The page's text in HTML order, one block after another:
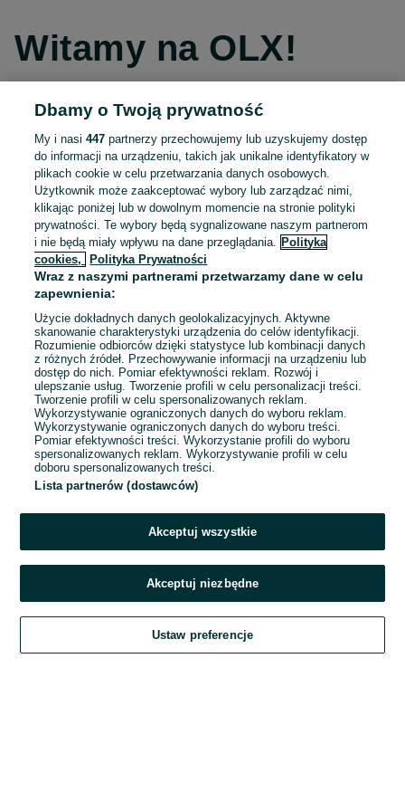
Witamy na OLX!
Kontynuuj przez Facebooka
Kontynuuj przez konto Apple
Kontynuuj przez konto Google
LUB
E-mail
Hasło
Zaloguj się
Kontynuując za pośrednictwem jednego z dostawców wskazanych powyżej,
OLX.pl w jego aktualnym brzmieniu.
Dbamy o Twoją prywatność
My i nasi447 partnerzy przechowujemy lub uzyskujemy dostęp
do informacji na urządzeniu, takich jak unikalne identyfikatory w
plikach cookie w celu przetwarzania danych osobowych.
Użytkownik może zaakceptować wybory lub zarządzać nimi,
klikając poniżej lub w dowolnym momencie na stronie polityki
prywatności. Te wybory będą sygnalizowane naszym partnerom
i nie będą miały wpływu na dane przeglądania.
Polityka
cookies,
Polityka Prywatności
Wraz z naszymi partnerami przetwarzamy dane w celu
zapewnienia:
Użycie dokładnych danych geolokalizacyjnych. Aktywne
skanowanie charakterystyki urządzenia do celów identyfikacji.
Rozumienie odbiorców dzięki statystyce lub kombinacji danych
z różnych źródeł. Przechowywanie informacji na urządzeniu lub
dostęp do nich. Pomiar efektywności reklam. Rozwój i
ulepszanie usług. Tworzenie profili w celu personalizacji treści.
Tworzenie profili w celu spersonalizowanych reklam.
Wykorzystywanie ograniczonych danych do wyboru reklam.
Wykorzystywanie ograniczonych danych do wyboru treści.
Pomiar efektywności treści. Wykorzystanie profili do wyboru
spersonalizowanych reklam. Wykorzystywanie profili w celu
doboru spersonalizowanych treści.
Lista partnerów (dostawców)
Akceptuj wszystkie
Akceptuj niezbędne
Ustaw preferencje